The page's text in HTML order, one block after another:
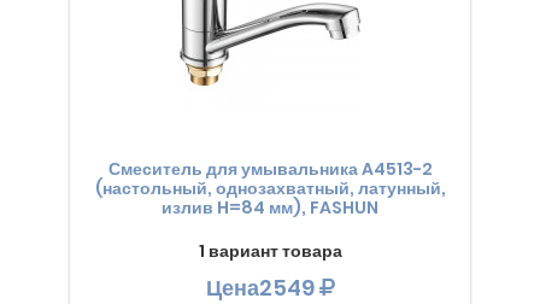
Смеситель для умывальника A4513-2
(настольный, однозахватный, латунный,
излив H=84 мм), FASHUN
1 вариант товара
Цена2549